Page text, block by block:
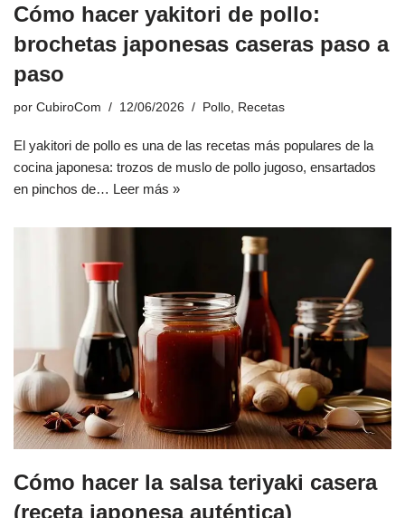
Cómo hacer yakitori de pollo:
brochetas japonesas caseras paso a
paso
por CubiroCom 12/06/2026 Pollo, Recetas
El yakitori de pollo es una de las recetas más populares de la
cocina japonesa: trozos de muslo de pollo jugoso, ensartados
en pinchos de… Leer más »
Cómo hacer la salsa teriyaki casera
(receta japonesa auténtica)